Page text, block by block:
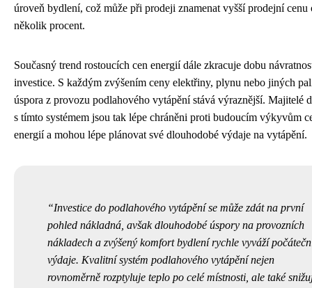
úroveň bydlení, což může při prodeji znamenat vyšší prodejní cenu
několik procent.
Současný trend rostoucích cen energií dále zkracuje dobu
investice. S každým zvýšením ceny elektřiny, plynu nebo jiných
úspora z provozu podlahového vytápění stává výraznější. Majitelé
s tímto systémem jsou tak lépe chráněni proti budoucím výkyvům
energií a mohou lépe plánovat své dlouhodobé výdaje na vytápění.
Investice do podlahového vytápění se může zdát na první
pohled nákladná, avšak dlouhodobé úspory na provozních
nákladech a zvýšený komfort bydlení rychle vyváží
výdaje. Kvalitní systém podlahového vytápění nejen
rovnoměrně rozptyluje teplo po celé místnosti, ale také